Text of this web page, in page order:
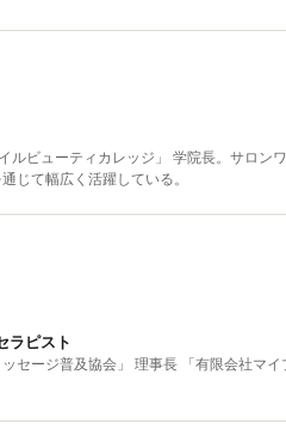
ビューティカレッジ」 学院長。サロン
じて幅広く活躍している。
ラピスト
セージ普及協会」 理事長 「有限会社マ